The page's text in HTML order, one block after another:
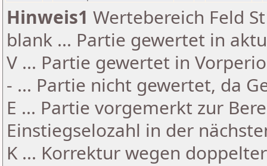
Hinweis1 Wertebereich Feld
blank ... Partie gewertet in
V ... Partie gewertet in
- ... Partie nicht gewertet, da
E ... Partie vorgemerkt zur
Einstiegselozahl in der
K ... Korrektur wegen